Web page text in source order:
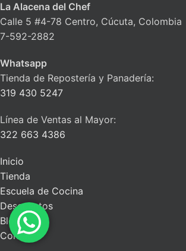
La Alacena del Chef
Calle 5 #4-78 Centro, Cúcuta, Colombia
7-592-2882
Whatsapp
Tienda de Repostería y Panadería:
319 430 5247
Línea de Ventas al Mayor:
322 663 4386
Inicio
Tienda
Escuela de Cocina
Descuentos
Blog
Contacto